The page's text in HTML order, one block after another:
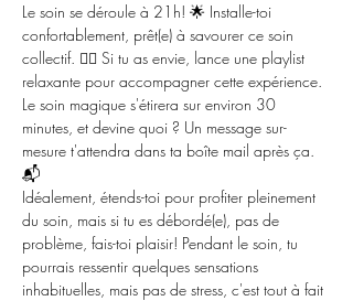
Le soin se déroule à 21h! 🌟 Installe-toi
confortablement, prêt(e) à savourer ce soin
collectif. 🧘‍♂️ Si tu as envie, lance une playlist
relaxante pour accompagner cette expérience.
Le soin magique s'étirera sur environ 30
minutes, et devine quoi ? Un message sur-
mesure t'attendra dans ta boîte mail après ça.
📬
Idéalement, étends-toi pour profiter pleinement
du soin, mais si tu es débordé(e), pas de
problème, fais-toi plaisir! Pendant le soin, tu
pourrais ressentir quelques sensations
inhabituelles, mais pas de stress, c'est tout à fait